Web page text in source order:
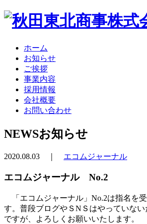
ホーム
お知らせ
ご挨拶
事業内容
採用情報
会社概要
お問い合わせ
NEWSお知らせ
2020.08.03 ｜ エコムジャーナル
エコムジャーナル No.2
「エコムジャーナル」No.2は指名を
す。普段ブログやＳNＳはやっていな
ですが、よろしくお願いいたします。